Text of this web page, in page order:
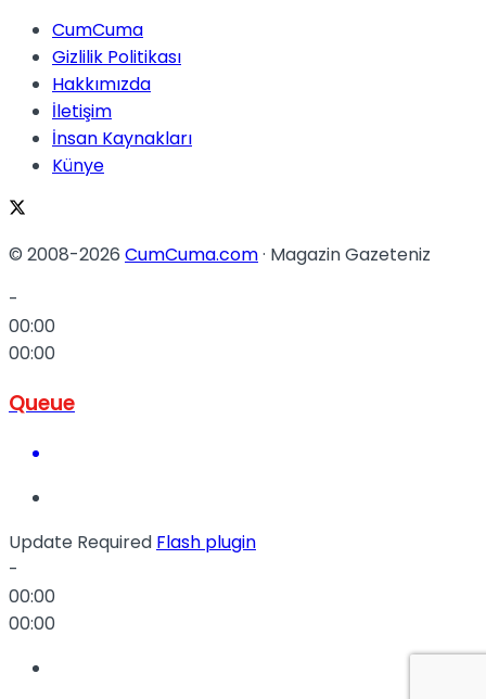
CumCuma
Gizlilik Politikası
Hakkımızda
İletişim
İnsan Kaynakları
Künye
© 2008-2026 CumCuma.com· Magazin Gazeteniz
-
00:00
00:00
Queue
Update Required Flash plugin
-
00:00
00:00